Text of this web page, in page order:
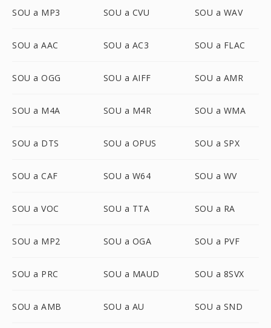
SOU a MP3 SOU a CVU SOU a WAV
SOU a AAC SOU a AC3 SOU a FLAC
SOU a OGG SOU a AIFF SOU a AMR
SOU a M4A SOU a M4R SOU a WMA
SOU a DTS SOU a OPUS SOU a SPX
SOU a CAF SOU a W64 SOU a WV
SOU a VOC SOU a TTA SOU a RA
SOU a MP2 SOU a OGA SOU a PVF
SOU a PRC SOU a MAUD SOU a 8SVX
SOU a AMB SOU a AU SOU a SND